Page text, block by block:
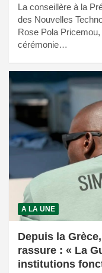
La conseillère à la
des Nouvelles
Rose Pola
cérémonie…
A LA UNE
Depuis la
rassure : « La
institutions